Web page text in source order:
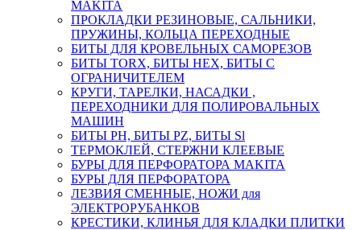
MAKITA
ПРОКЛАДКИ РЕЗИНОВЫЕ, САЛЬНИКИ,
ПРУЖИНЫ, КОЛЬЦА ПЕРЕХОДНЫЕ
БИТЫ ДЛЯ КРОВЕЛЬНЫХ САМОРЕЗОВ
БИТЫ TORX, БИТЫ НЕХ, БИТЫ С
ОГРАНИЧИТЕЛЕМ
КРУГИ, ТАРЕЛКИ, НАСАДКИ ,
ПЕРЕХОДНИКИ ДЛЯ ПОЛИРОВАЛЬНЫХ
МАШИН
БИТЫ PH, БИТЫ PZ, БИТЫ Sl
ТЕРМОКЛЕЙ, СТЕРЖНИ КЛЕЕВЫЕ
БУРЫ ДЛЯ ПЕРФОРАТОРА MAKITA
БУРЫ ДЛЯ ПЕРФОРАТОРА
ЛЕЗВИЯ СМЕННЫЕ, НОЖИ для
ЭЛЕКТРОРУБАНКОВ
КРЕСТИКИ, КЛИНЬЯ ДЛЯ КЛАДКИ ПЛИТКИ